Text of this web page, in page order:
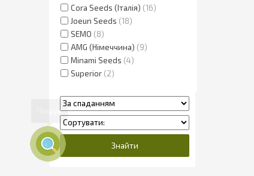
Cora Seeds (Італія) 16
Joeun Seeds 18
SEMO
8
AMG (Німеччина)
9
Minami Seeds 4
Superior 2